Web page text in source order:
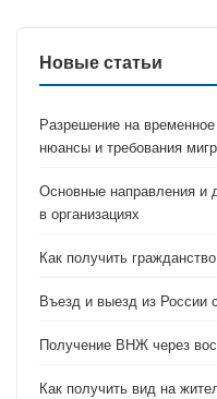
Новые статьи
Разрешение на
нюансы и требования
Основные направления и
в организациях
Как получить
Въезд и выезд из
Получение ВНЖ через
Как получить вид на